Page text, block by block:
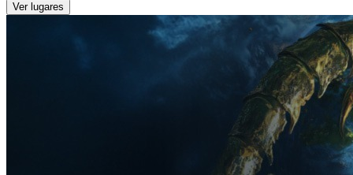
Ver lugares